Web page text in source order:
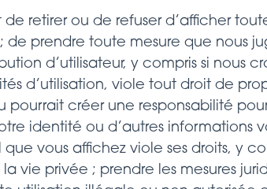
de retirer ou de refuser d’afficher
de prendre toute mesure que nous
d’utilisateur, y compris si nous
d’utilisation, viole tout droit de
créer une responsabilité
identité ou d’autres
vous affichez viole ses droits, y
vie privée ; prendre les mesures